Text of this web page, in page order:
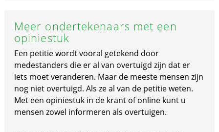
Meer ondertekenaars met een
opiniestuk
Een petitie wordt vooral getekend door
medestanders die er al van overtuigd zijn dat er
iets moet veranderen. Maar de meeste mensen zijn
nog niet overtuigd. Als ze al van de petitie weten.
Met een opiniestuk in de krant of online kunt u
mensen zowel informeren als overtuigen.